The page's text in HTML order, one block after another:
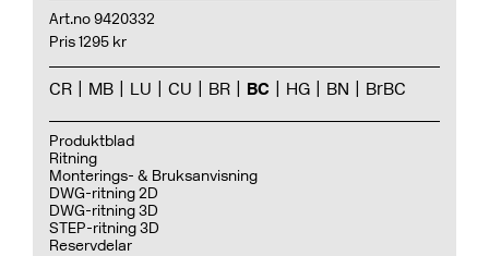
Art.no 9420332
Pris 1295 kr
CR MB LU CU BR BC HG BN BrBC
Produktblad
Ritning
Monterings- & Bruksanvisning
DWG-ritning 2D
DWG-ritning 3D
STEP-ritning 3D
Reservdelar